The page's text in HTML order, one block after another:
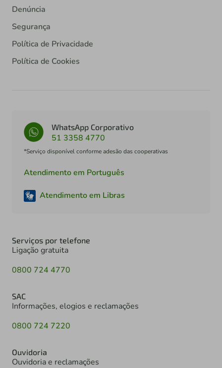
Denúncia
Segurança
Política de Privacidade
Política de Cookies
WhatsApp Corporativo
51 3358 4770
*Serviço disponível conforme adesão das cooperativas
Atendimento em Português
Atendimento em Libras
Serviços por telefone
Ligação gratuita
0800 724 4770
SAC
Informações, elogios e reclamações
0800 724 7220
Ouvidoria
Ouvidoria e reclamações